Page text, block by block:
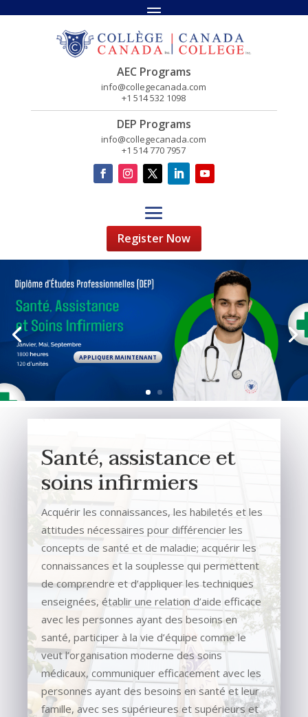
AEC Programs
info@collegecanada.com
+1 514 532 1098
DEP Programs
info@collegecanada.com
+1 514 770 7957
Register Now
APPLIQUER MAINTENANT
Santé, assistance et
soins infirmiers
Acquérir les connaissances, les habiletés et les
attitudes nécessaires pour différencier les
concepts de santé et de maladie; acquérir les
connaissances et la souplesse qui permettent
de comprendre et d’appliquer les techniques
enseignées, établir une relation d’aide efficace
avec les personnes ayant des besoins en
santé, participer à la vie d’équipe comme le
veut l’organisation moderne des soins
médicaux, communiquer efficacement avec les
personnes ayant des besoins en santé et leur
famille, avec ses supérieures et supérieurs et